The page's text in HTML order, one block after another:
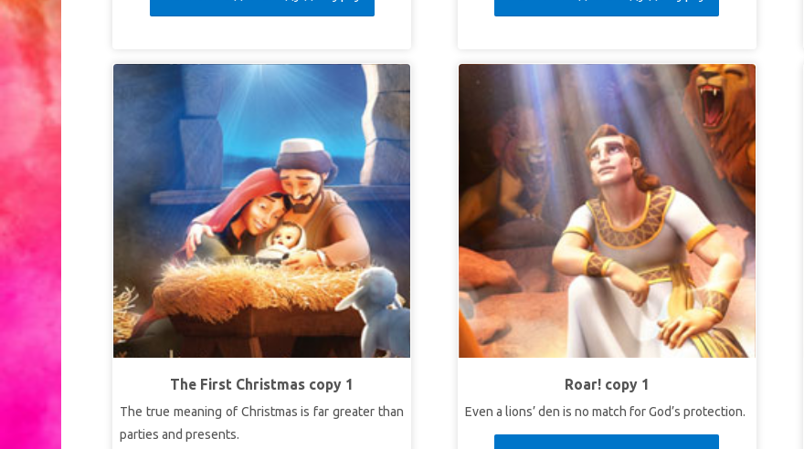
The First Christmas copy 1
The true meaning of Christmas is far greater than
parties and presents.
Roar! copy 1
Even a lions’ den is no match for God’s protection.